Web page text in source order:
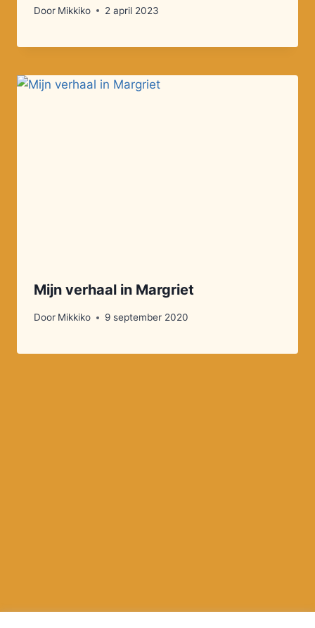
Door Mikkiko 2 april 2023
Mijn verhaal in Margriet
Door Mikkiko 9 september 2020